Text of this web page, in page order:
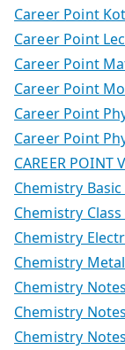
Career Point
Career Point
Career Point
Career Point
Career Point
Career Point
CAREER POINT
Chemistry
Chemistry
Chemistry
Chemistry
Chemistry Notes
Chemistry
Chemistry